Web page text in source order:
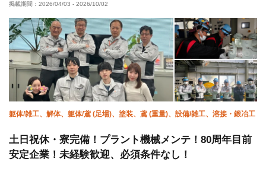
掲載期間： 2026/04/03 - 2026/10/02
躯体/雑工、解体、躯体/鳶 (足場)、塗装、鳶 (重量)、設備/雑工、溶接・鍛冶工
土日祝休・寮完備！プラント機械メンテ！80周年目前
安定企業！未経験歓迎、必須条件なし！